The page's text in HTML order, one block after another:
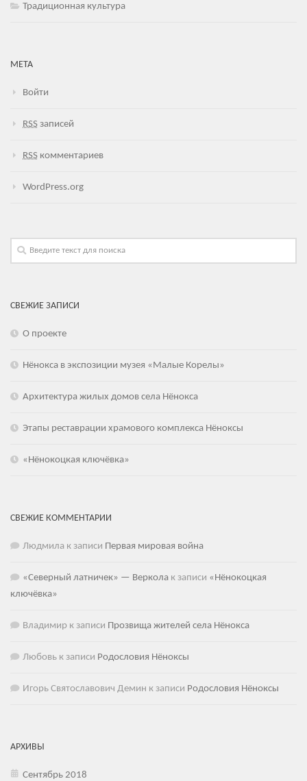
Традиционная культура
МЕТА
Войти
RSS записей
RSS комментариев
WordPress.org
СВЕЖИЕ ЗАПИСИ
О проекте
Нёнокса в экспозиции музея «Малые Корелы»
Архитектура жилых домов села Нёнокса
Этапы реставрации храмового комплекса Нёноксы
«Нёнокоцкая ключёвка»
СВЕЖИЕ КОММЕНТАРИИ
Людмила к записи Первая мировая война
«Северный латничек» — Веркола к записи «Нёнокоцкая
ключёвка»
Владимир к записи Прозвища жителей села Нёнокса
Любовь к записи Родословия Нёноксы
Игорь Святославович Демин к записи Родословия Нёноксы
АРХИВЫ
Сентябрь 2018